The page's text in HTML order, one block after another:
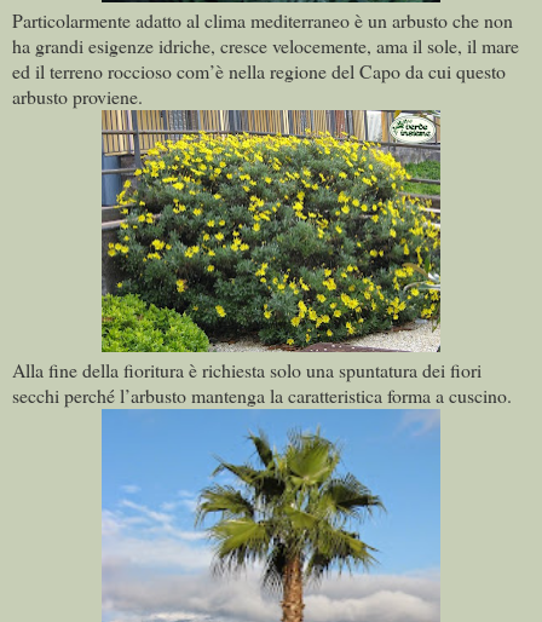
Particolarmente adatto al clima mediterraneo è un arbusto che non
ha grandi esigenze idriche, cresce velocemente, ama il sole, il mare
ed il terreno roccioso com’è nella regione del Capo da cui questo
arbusto proviene.
Alla fine della fioritura è richiesta solo una spuntatura dei fiori
secchi perché l’arbusto mantenga la caratteristica forma a cuscino.